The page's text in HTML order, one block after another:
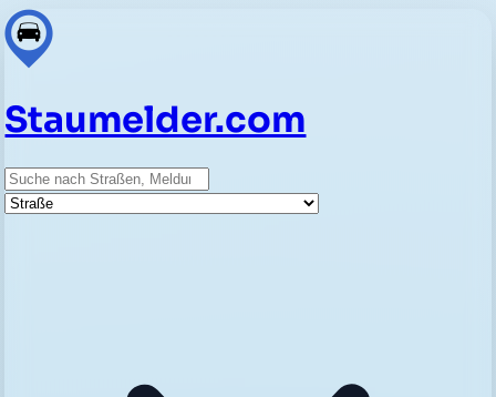
Staumelder.com
Suche
Straße